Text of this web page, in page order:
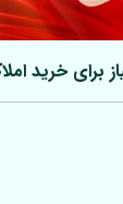
برای خرید